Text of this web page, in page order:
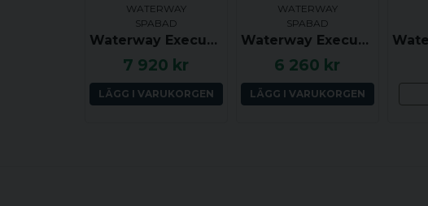
WATERWAY
SPABAD
Waterway Executive Euro, 56F, 2.0 hk, 2 växlar, 2.0x2.0 tum, Sidoutkast, Centrerat insug
7 920 kr
LÄGG I VARUKORGEN
WATERWAY
SPABAD
Waterway Executive Euro, 48F, 2.0 hk, 2 växlar, 2.0x2.0 tum, Sidoutkast, Centrerat insug
6 260 kr
LÄGG I VARUKORGEN